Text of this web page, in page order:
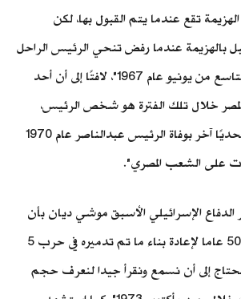
تقع عندما يتم القبول بها، لكن
بالهزيمة عندما رفض تنحي الرئيس الراحل
جمال عبدالناصر في التاسع من يونيو عام 1967"، لافتًا إلى أن أحد
لمصر خلال تلك الفترة هو شخص الرئيس،
ولذلك واجهت مصر تحديًا آخر بوفاة الرئيس عبدالناصر عام 1970
على الشعب المصري".
الدفاع الإسرائيلي الأسبق موشي ديان بأن
"مصر تحتاج إلى نحو 50 عاما لإعادة بناء ما تم تدميره في حرب 5
وقال: "نحتاج إلى أن نسمع ونقرأ جيدا لنعرف حجم